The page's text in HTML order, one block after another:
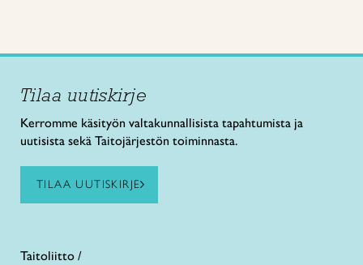
Tilaa uutiskirje
Kerromme käsityön valtakunnallisista tapahtumista ja
uutisista sekä Taitojärjestön toiminnasta.
TILAA UUTISKIRJE
Taitoliitto /